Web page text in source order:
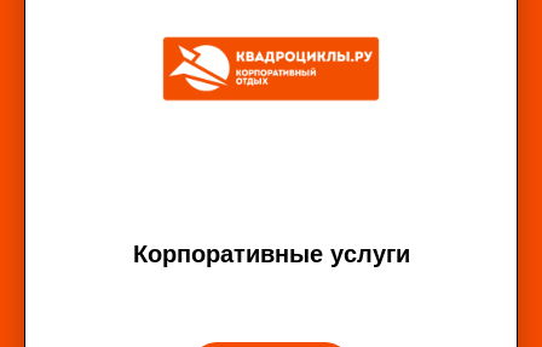
Корпоративные услуги